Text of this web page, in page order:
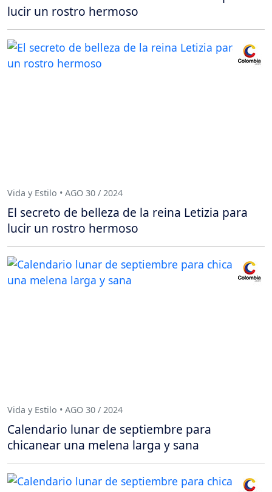
lucir un rostro hermoso
Vida y Estilo • AGO 30 / 2024
El secreto de belleza de la reina Letizia para
lucir un rostro hermoso
Vida y Estilo • AGO 30 / 2024
Calendario lunar de septiembre para
chicanear una melena larga y sana